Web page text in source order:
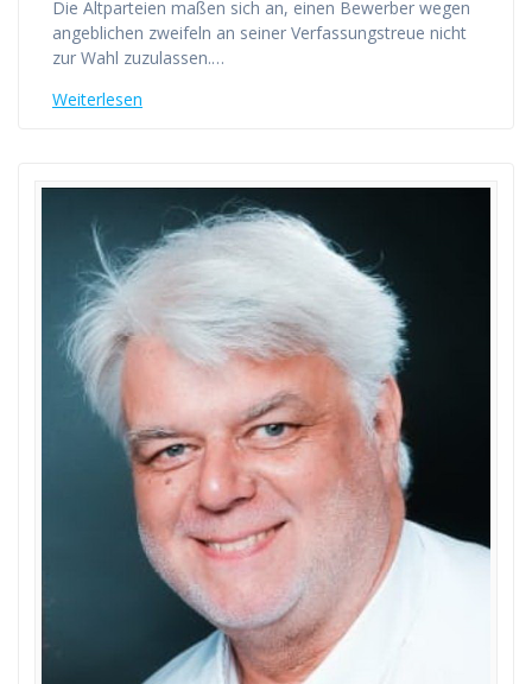
Die Altparteien maßen sich an, einen Bewerber wegen
angeblichen zweifeln an seiner Verfassungstreue nicht
zur Wahl zuzulassen.…
Weiterlesen